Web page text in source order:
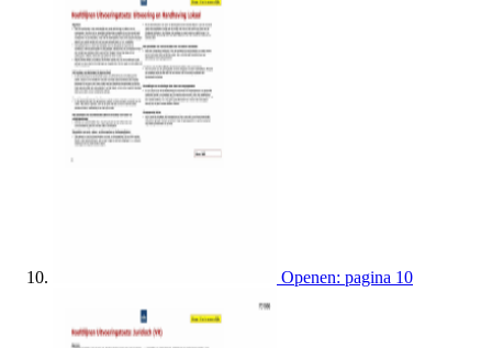
Openen: pagina 10